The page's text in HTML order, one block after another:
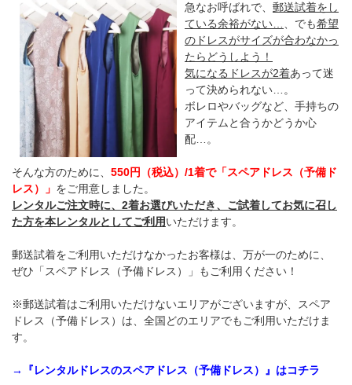
急なお呼ばれで、 郵送試着をし
ている余裕がない…、でも希望
のドレスがサイズが合わなかっ
たらどうしよう！
気になるドレスが2着あって迷
って決められない…。
ボレロやバッグなど、手持ちの
アイテムと合うかどうか心
配…。
そんな方のために、 550円（税込）/1着で「スペアドレス（予備ド
レス）」 をご用意しました。
レンタルご注文時に、2着お選びいただき、ご試着してお気に召し
た方を本レンタルとしてご利用いただけます。
郵送試着をご利用いただけなかったお客様は、万が一のために、
ぜひ「スペアドレス（予備ドレス）」もご利用ください！
※郵送試着はご利用いただけないエリアがございますが、スペア
ドレス（予備ドレス）は、全国どのエリアでもご利用いただけま
す。
→『レンタルドレスのスペアドレス（予備ドレス）』はコチラ